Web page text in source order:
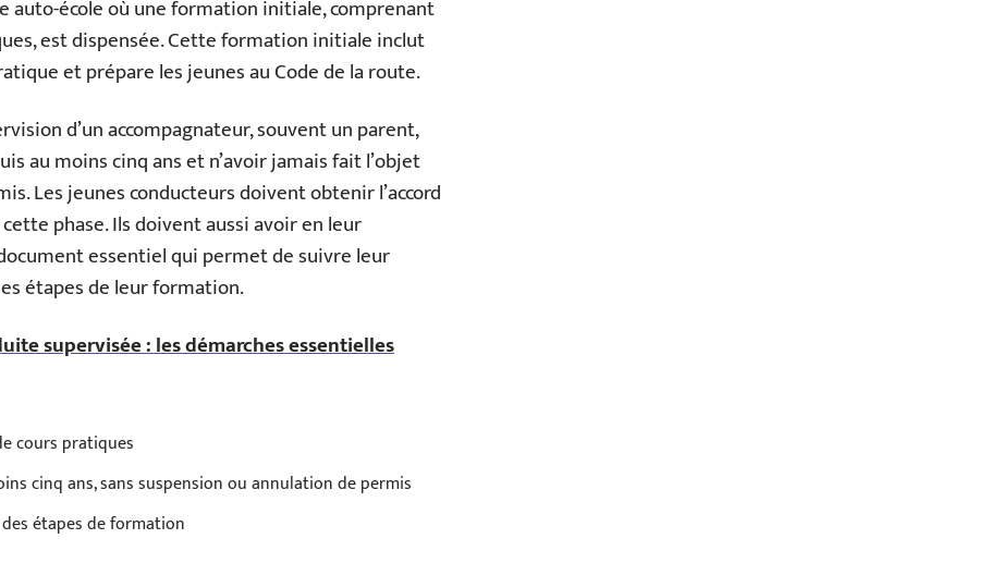
auto-école où une formation initiale, comprenant
est dispensée. Cette formation initiale inclut
et prépare les jeunes au Code de la route.
d’un accompagnateur, souvent un parent,
au moins cinq ans et n’avoir jamais fait l’objet
Les jeunes conducteurs doivent obtenir l’accord
phase. Ils doivent aussi avoir en leur
essentiel qui permet de suivre leur
étapes de leur formation.
supervisée : les démarches essentielles
cours pratiques
cinq ans, sans suspension ou annulation de permis
étapes de formation